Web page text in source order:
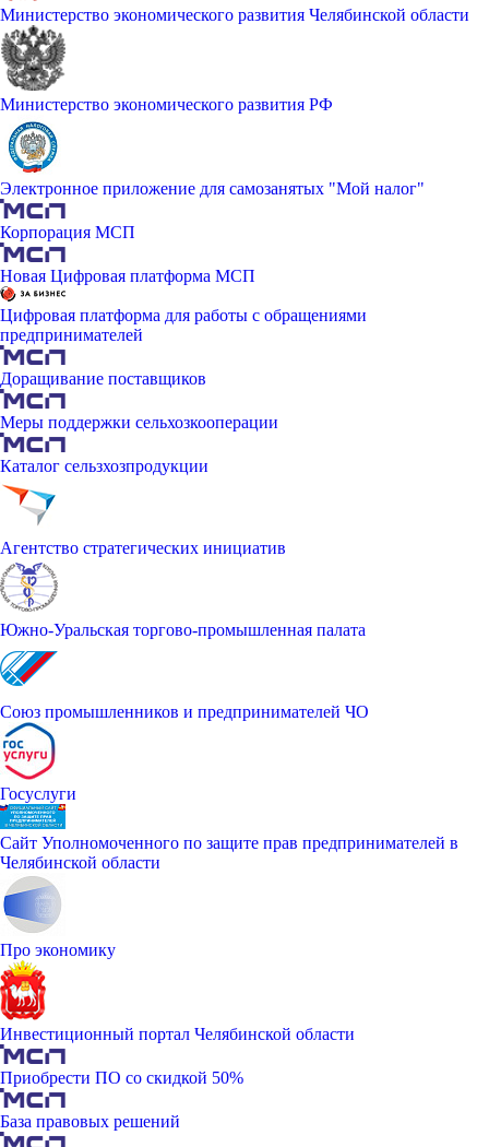
Министерство экономического развития Челябинской области
Министерство экономического развития РФ
Электронное приложение для самозанятых "Мой налог"
Корпорация МСП
Новая Цифровая платформа МСП
Цифровая платформа для работы с обращениями
предпринимателей
Доращивание поставщиков
Меры поддержки сельхозкооперации
Каталог сельзхозпродукции
Агентство стратегических инициатив
Южно-Уральская торгово-промышленная палата
Союз промышленников и предпринимателей ЧО
Госуслуги
Сайт Уполномоченного по защите прав предпринимателей в
Челябинской области
Про экономику
Инвестиционный портал Челябинской области
Приобрести ПО со скидкой 50%
База правовых решений